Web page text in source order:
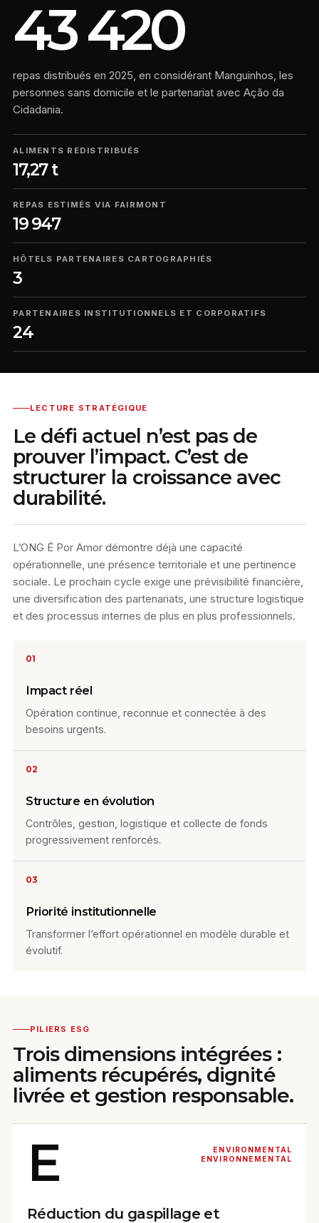
43 420
repas distribués en 2025, en considérant Manguinhos, les
personnes sans domicile et le partenariat avec Ação da
Cidadania.
ALIMENTS REDISTRIBUÉS
17,27 t
REPAS ESTIMÉS VIA FAIRMONT
19 947
HÔTELS PARTENAIRES CARTOGRAPHIÉS
3
PARTENAIRES INSTITUTIONNELS ET CORPORATIFS
24
LECTURE STRATÉGIQUE
Le défi actuel n’est pas de
prouver l’impact. C’est de
structurer la croissance avec
durabilité.
L’ONG É Por Amor démontre déjà une capacité
opérationnelle, une présence territoriale et une pertinence
sociale. Le prochain cycle exige une prévisibilité financière,
une diversification des partenariats, une structure logistique
et des processus internes de plus en plus professionnels.
01
Impact réel
Opération continue, reconnue et connectée à des
besoins urgents.
02
Structure en évolution
Contrôles, gestion, logistique et collecte de fonds
progressivement renforcés.
03
Priorité institutionnelle
Transformer l’effort opérationnel en modèle durable et
évolutif.
PILIERS ESG
Trois dimensions intégrées :
aliments récupérés, dignité
livrée et gestion responsable.
E
ENVIRONMENTAL
ENVIRONNEMENTAL
Réduction du gaspillage et